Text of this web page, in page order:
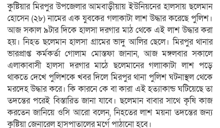
কুষ্টিয়ার মিরপুর উপজেলার আমবাড়ীয়ায় ইউনিয়নের হালসায় ছলেমান
হোসেন (২৮) নামের এক যুবকের গলাকাটা লাশ উদ্ধার করেছে পুলিশ।
আজ সকাল ৯টার দিকে হালসা দরগার মাঠ থেকে এই লাশ উদ্ধার করা
হয়। নিহত ছলেমান হালসা গ্রামের ভাদু আলির ছেলে। মিরপুর থানার
ভারপ্রাপ্ত কর্মকর্তা গোলাম মোস্তফা জানান, আজ মঙ্গলবার সকালে
এলাকাবাসী হালসা দরগার মাঠে ছলেমানের গলাাকাটা লাশ পড়ে
থাকতে দেখে পুলিশকে খবর দিলে মিরপুর থানা পুলিশ ঘটনাস্থল থেকে
মরদেহ উদ্ধার করে। কি কারনে কে বা কারা এই হত্যাকান্ড ঘটিয়েছে তা
তদন্তের পরেই বিস্তারিত জানা যাবে। ছলেমান বাবার সাথে কৃষি কাজ
করতেন জানিয়ে ওসি আরো বলেন, নিহতের লাশ ময়না তদন্তের জন্য
কুষ্টিয়া জেনারেল হাসপাতালের মর্গে পাঠানো হবে।